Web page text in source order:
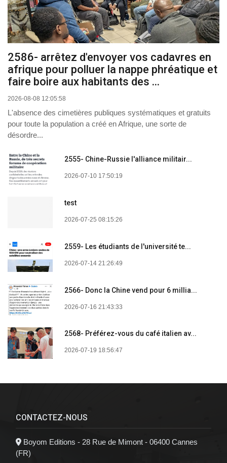
2586- arrêtez d'envoyer vos cadavres en
afrique pour polluer la nappe phréatique et
faire boire aux habitants des ...
2026-08-08 12:05:58
L'absence des cimetières publiques systématiques et gratuits
pour toute la population a créé en Afrique, une sorte de
désordre...
2555- Chine-Russie l'alliance militair...
2026-07-10 17:50:19
test
2026-07-25 08:15:26
2559- Les étudiants de l'université te...
2026-07-14 21:26:49
2566- Donc la Chine vend pour 6 millia...
2026-07-16 21:43:33
2568- Préférez-vous du café italien av...
2026-07-19 18:56:47
CONTACTEZ-NOUS
Boyom Editions - 28 Rue de Mimont - 06400 Cannes
(FR)